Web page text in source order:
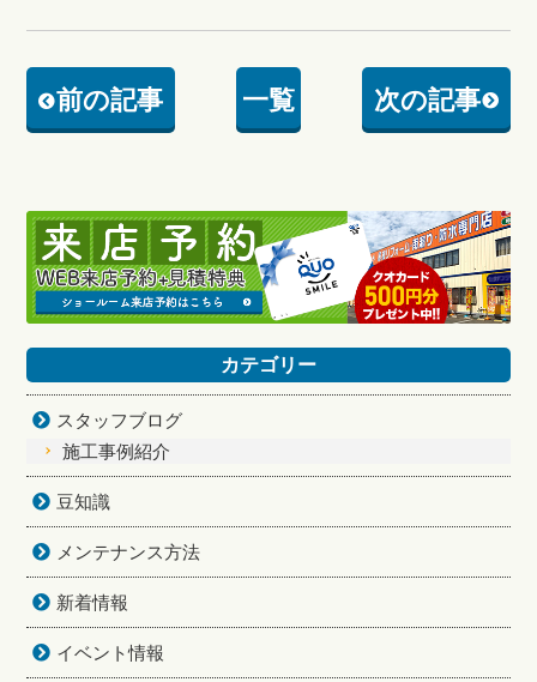
前の記事 一覧 次の記事
カテゴリー
スタッフブログ
施工事例紹介
豆知識
メンテナンス方法
新着情報
イベント情報